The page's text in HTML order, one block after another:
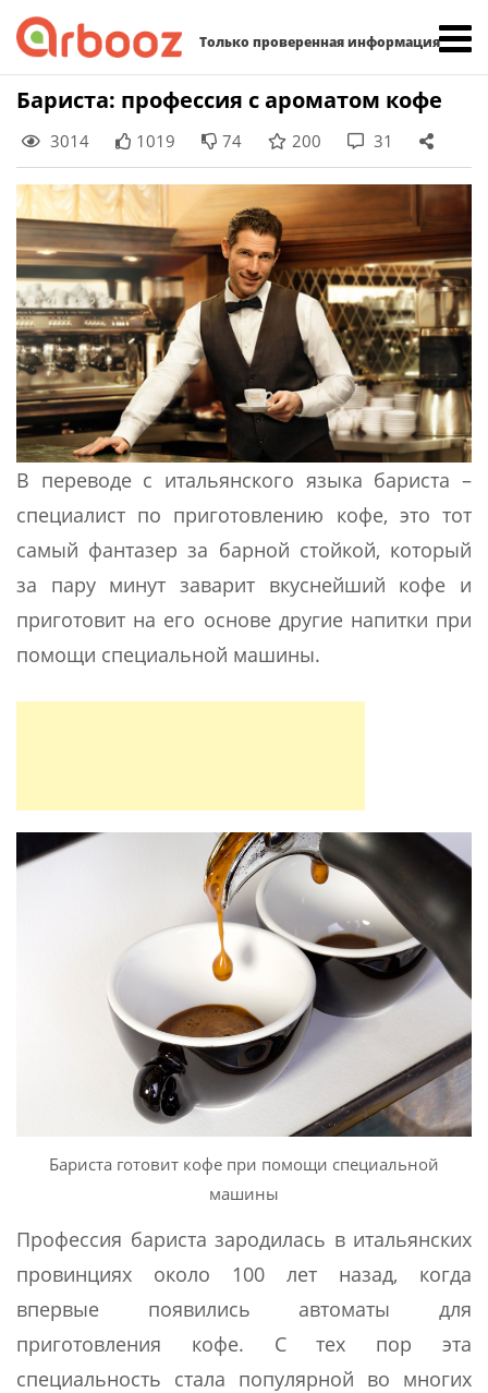
Только проверенная информация
Skip
content
Бариста: профессия с ароматом кофе
3014 1019 74 200 31
В переводе с итальянского языка бариста –
специалист по приготовлению кофе, это тот
самый фантазер за барной стойкой, который
за пару минут заварит вкуснейший кофе и
приготовит на его основе другие напитки при
помощи специальной машины.
Бариста готовит кофе при помощи специальной
машины
Профессия бариста зародилась в итальянских
провинциях около 100 лет назад, когда
впервые появились автоматы для
приготовления кофе. С тех пор эта
специальность стала популярной во многих
Найти: